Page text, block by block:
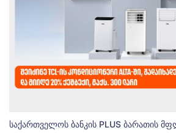
საქართველოს ბანკის PLUS ბარათის